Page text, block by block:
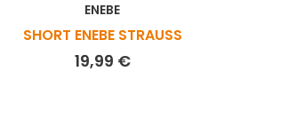
ENEBE
SHORT ENEBE STRAUSS
19,99 €Prix